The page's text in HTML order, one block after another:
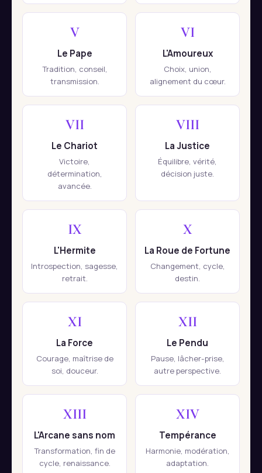
V
Le Pape
Tradition, conseil,
transmission.
VI
L'Amoureux
Choix, union,
alignement du cœur.
VII
Le Chariot
Victoire,
détermination,
avancée.
VIII
La Justice
Équilibre, vérité,
décision juste.
IX
L'Hermite
Introspection, sagesse,
retrait.
X
La Roue de Fortune
Changement, cycle,
destin.
XI
La Force
Courage, maîtrise de
soi, douceur.
XII
Le Pendu
Pause, lâcher-prise,
autre perspective.
XIII
L'Arcane sans nom
Transformation, fin de
cycle, renaissance.
XIV
Tempérance
Harmonie, modération,
adaptation.